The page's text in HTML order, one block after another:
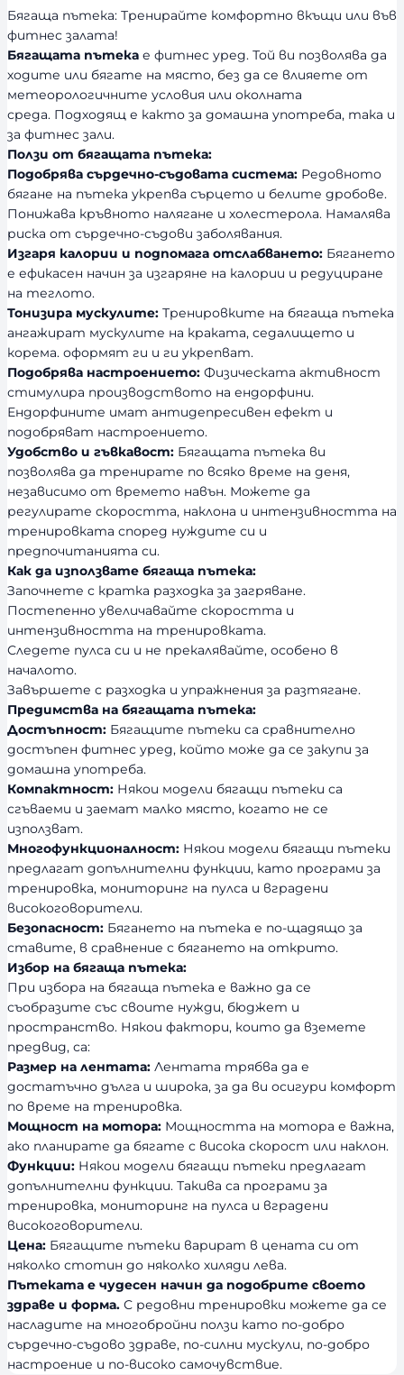
т
Бягаща пътека: Тренирайте комфортно вкъщи или във
фитнес залата!
Бягащата пътека е фитнес уред. Той ви позволява да
ходите или бягате на място, без да се влияете от
метеорологичните условия или околната
среда. Подходящ е както за домашна употреба, така и
за фитнес зали.
Ползи от бягащата пътека:
Подобрява сърдечно-съдовата система: Редовното
бягане на пътека укрепва сърцето и белите дробове.
Понижава кръвното налягане и холестерола. Намалява
риска от сърдечно-съдови заболявания.
Изгаря калории и подпомага отслабването: Бягането
е ефикасен начин за изгаряне на калории и редуциране
на теглото.
Тонизира мускулите: Тренировките на бягаща пътека
ангажират мускулите на краката, седалището и
корема. оформят ги и ги укрепват.
Подобрява настроението: Физическата активност
стимулира производството на ендорфини.
Ендорфините имат антидепресивен ефект и
подобряват настроението.
Удобство и гъвкавост: Бягащата пътека ви
позволява да тренирате по всяко време на деня,
независимо от времето навън. Можете да
регулирате скоростта, наклона и интензивността на
тренировката според нуждите си и
предпочитанията си.
Как да използвате бягаща пътека:
Започнете с кратка разходка за загряване.
Постепенно увеличавайте скоростта и
интензивността на тренировката.
Следете пулса си и не прекалявайте, особено в
началото.
Завършете с разходка и упражнения за разтягане.
Предимства на бягащата пътека:
Достъпност: Бягащите пътеки са сравнително
достъпен фитнес уред, който може да се закупи за
домашна употреба.
Компактност: Някои модели бягащи пътеки са
сгъваеми и заемат малко място, когато не се
използват.
Многофункционалност: Някои модели бягащи пътеки
предлагат допълнителни функции, като програми за
тренировка, мониторинг на пулса и вградени
високоговорители.
Безопасност: Бягането на пътека е по-щадящо за
ставите, в сравнение с бягането на открито.
Избор на бягаща пътека:
При избора на бягаща пътека е важно да се
съобразите със своите нужди, бюджет и
пространство. Някои фактори, които да вземете
предвид, са:
Размер на лентата: Лентата трябва да е
достатъчно дълга и широка, за да ви осигури комфорт
по време на тренировка.
Мощност на мотора: Мощността на мотора е важна,
ако планирате да бягате с висока скорост или наклон.
Функции: Някои модели бягащи пътеки предлагат
допълнителни функции. Такива са програми за
тренировка, мониторинг на пулса и вградени
високоговорители.
Цена: Бягащите пътеки варират в цената си от
няколко стотин до няколко хиляди лева.
Пътеката е чудесен начин да подобрите своето
здраве и форма. С редовни тренировки можете да се
насладите на многобройни ползи като по-добро
сърдечно-съдово здраве, по-силни мускули, по-добро
настроение и по-високо самочувствие.